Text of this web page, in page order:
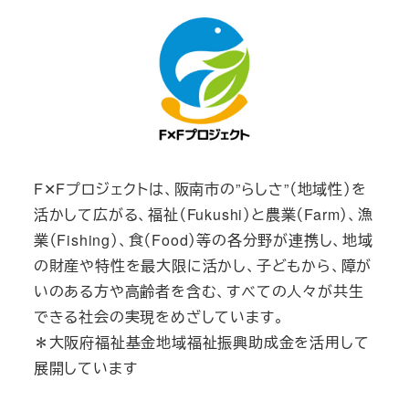
F✕Fプロジェクトは、阪南市の”らしさ”（地域性）を
活かして広がる、福祉（Fukushi）と農業（Farm）、漁
業（Fishing）、食（Food）等の各分野が連携し、地域
の財産や特性を最大限に活かし、子どもから、障が
いのある方や高齢者を含む、すべての人々が共生
できる社会の実現をめざしています。
＊大阪府福祉基金地域福祉振興助成金を活用して
展開しています